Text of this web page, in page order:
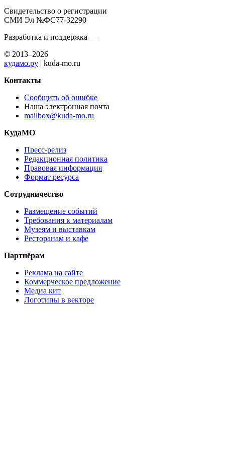
Свидетельство о регистрации
СМИ Эл №ФС77-32290
Разработка и поддержка —
© 2013–2026
кудамо.ру | kuda-mo.ru
Контакты
Сообщить об ошибке
Наша электронная почта
mailbox@kuda-mo.ru
КудаМО
Пресс-релиз
Редакционная политика
Правовая информация
Формат ресурса
Сотрудничество
Размещение событий
Требования к материалам
Музеям и выставкам
Ресторанам и кафе
Партнёрам
Реклама на сайте
Коммерческое предложение
Медиа кит
Логотипы в векторе